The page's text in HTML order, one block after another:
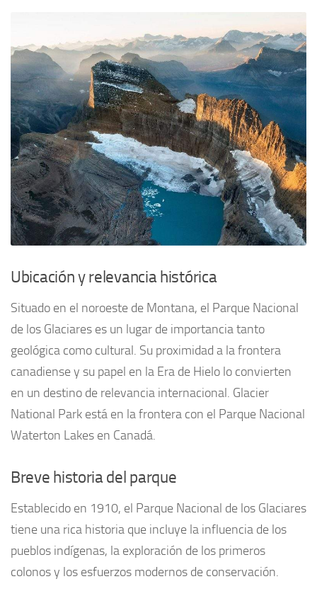
Ubicación y relevancia histórica
Situado en el noroeste de Montana, el Parque Nacional
de los Glaciares es un lugar de importancia tanto
geológica como cultural. Su proximidad a la frontera
canadiense y su papel en la Era de Hielo lo convierten
en un destino de relevancia internacional. Glacier
National Park está en la frontera con el Parque Nacional
Waterton Lakes en Canadá.
Breve historia del parque
Establecido en 1910, el Parque Nacional de los Glaciares
tiene una rica historia que incluye la influencia de los
pueblos indígenas, la exploración de los primeros
colonos y los esfuerzos modernos de conservación.